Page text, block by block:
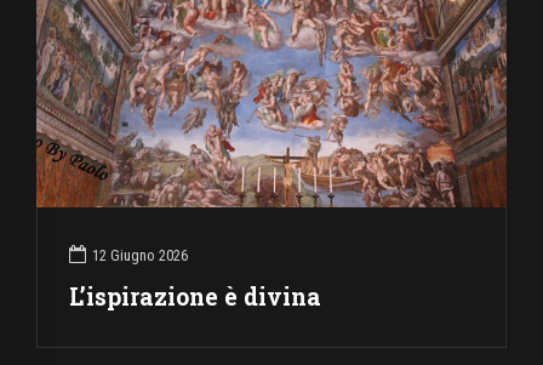
12 Giugno 2026
L’ispirazione è divina